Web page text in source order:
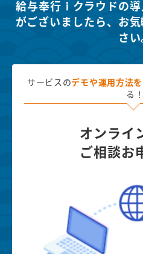
給与奉行ｉクラウドの
がございましたら、 お
さい
サービスのデモや運用方法を
る！
オンライ
ご相談お